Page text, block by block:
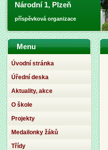
Národní 1, Plzeň
příspěvková organizace
Menu
Úvodní stránka
Úřední deska
Aktuality, akce
O škole
Projekty
Medailonky žáků
Třídy